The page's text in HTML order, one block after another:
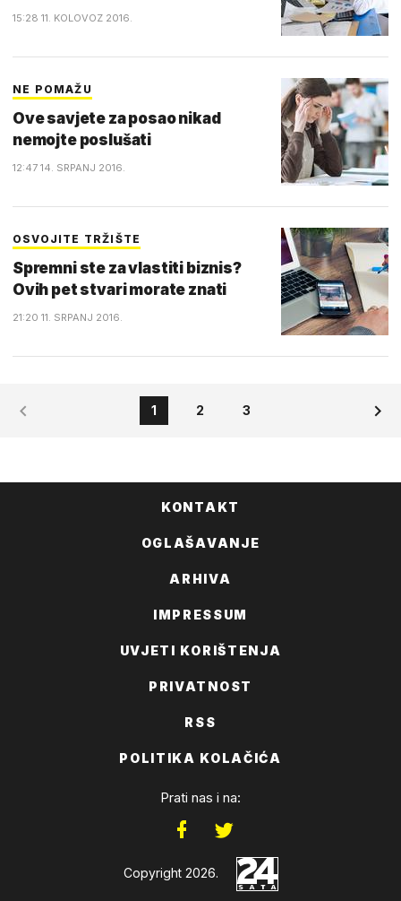
15:28 11. KOLOVOZ 2016.
NE POMAŽU
Ove savjete za posao nikad
nemojte poslušati
12:47 14. SRPANJ 2016.
OSVOJITE TRŽIŠTE
Spremni ste za vlastiti biznis?
Ovih pet stvari morate znati
21:20 11. SRPANJ 2016.
1 2 3
KONTAKT
OGLAŠAVANJE
ARHIVA
IMPRESSUM
UVJETI KORIŠTENJA
PRIVATNOST
RSS
POLITIKA KOLAČIĆA
Prati nas i na:
Copyright 2026.